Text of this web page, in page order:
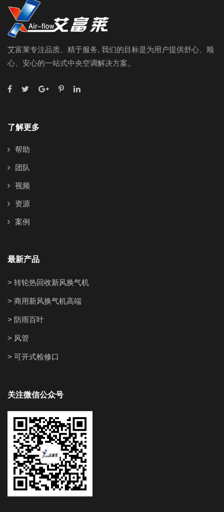
艾富莱专注品质、精于服务, 我们的目标是为用户提供舒心、顺
心、安心的一站式中央空调解决方案。
了解更多
帮助
团队
视频
资源
案例
最新产品
> 转轮热回收新风换气机
> 商用新风换气机高端
> 防雨百叶
> 风管
> 可开式检修口
关注微信公众号